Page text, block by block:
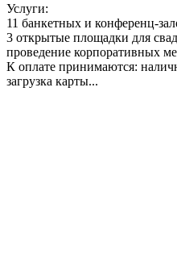
Услуги:
11 банкетных и конференц-
3 открытые площадки для
проведение корпоративных
К оплате принимаются:
загрузка карты...